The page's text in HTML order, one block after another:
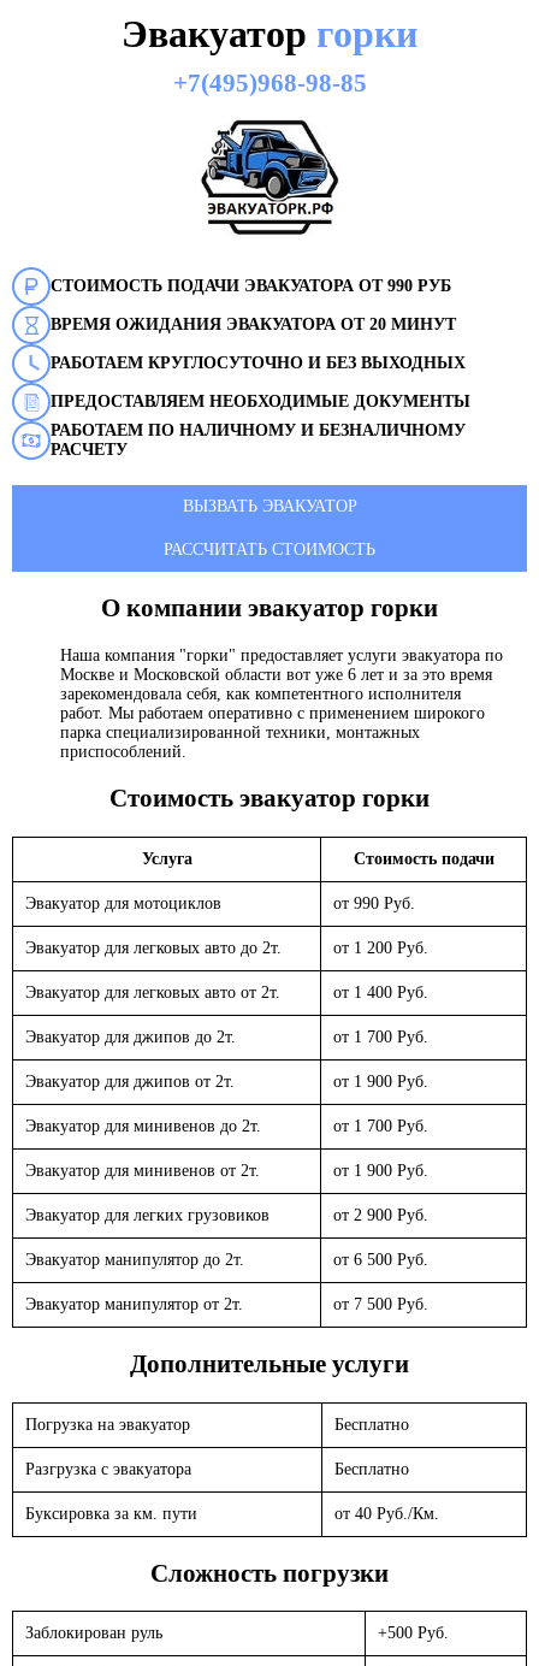
Эвакуатор горки
+7(495)968-98-85
СТОИМОСТЬ ПОДАЧИ ЭВАКУАТОРА ОТ 990 РУБ
ВРЕМЯ ОЖИДАНИЯ ЭВАКУАТОРА ОТ 20 МИНУТ
РАБОТАЕМ КРУГЛОСУТОЧНО И БЕЗ ВЫХОДНЫХ
ПРЕДОСТАВЛЯЕМ НЕОБХОДИМЫЕ ДОКУМЕНТЫ
РАБОТАЕМ ПО НАЛИЧНОМУ И БЕЗНАЛИЧНОМУ
РАСЧЕТУ
ВЫЗВАТЬ ЭВАКУАТОР
РАССЧИТАТЬ СТОИМОСТЬ
О компании эвакуатор горки
Наша компания "горки" предоставляет услуги эвакуатора по
Москве и Московской области вот уже 6 лет и за это время
зарекомендовала себя, как компетентного исполнителя
работ. Мы работаем оперативно с применением широкого
парка специализированной техники, монтажных
приспособлений.
Стоимость эвакуатор горки
Услуга Стоимость подачи
Эвакуатор для мотоциклов от 990 Руб.
Эвакуатор для легковых авто до 2т. от 1 200 Руб.
Эвакуатор для легковых авто от 2т. от 1 400 Руб.
Эвакуатор для джипов до 2т. от 1 700 Руб.
Эвакуатор для джипов от 2т. от 1 900 Руб.
Эвакуатор для минивенов до 2т. от 1 700 Руб.
Эвакуатор для минивенов от 2т. от 1 900 Руб.
Эвакуатор для легких грузовиков от 2 900 Руб.
Эвакуатор манипулятор до 2т. от 6 500 Руб.
Эвакуатор манипулятор от 2т. от 7 500 Руб.
Дополнительные услуги
Погрузка на эвакуатор Бесплатно
Разгрузка с эвакуатора Бесплатно
Буксировка за км. пути от 40 Руб./Км.
Сложность погрузки
Заблокирован руль +500 Руб.